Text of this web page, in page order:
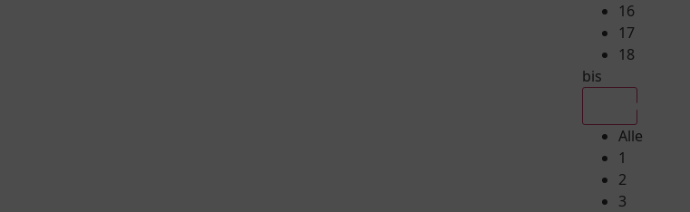
16
17
18
bis
Alle
1
2
3